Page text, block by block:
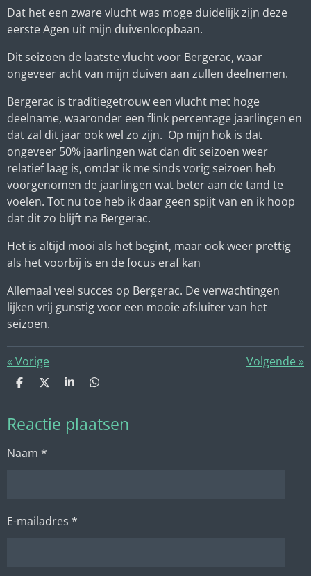
Dat het een zware vlucht was moge duidelijk zijn deze
eerste Agen uit mijn duivenloopbaan.
Dit seizoen de laatste vlucht voor Bergerac, waar
ongeveer acht van mijn duiven aan zullen deelnemen.
Bergerac is traditiegetrouw een vlucht met hoge
deelname, waaronder een flink percentage jaarlingen en
dat zal dit jaar ook wel zo zijn. Op mijn hok is dat
ongeveer 50% jaarlingen wat dan dit seizoen weer
relatief laag is, omdat ik me sinds vorig seizoen heb
voorgenomen de jaarlingen wat beter aan de tand te
voelen. Tot nu toe heb ik daar geen spijt van en ik hoop
dat dit zo blijft na Bergerac.
Het is altijd mooi als het begint, maar ook weer prettig
als het voorbij is en de focus eraf kan
Allemaal veel succes op Bergerac. De verwachtingen
lijken vrij gunstig voor een mooie afsluiter van het
seizoen.
« Vorige Volgende »
D
e
n
D
l
S
r
e
D
e
n
Reactie plaatsen
Naam *
E-mailadres *